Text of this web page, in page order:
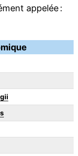
appelée :